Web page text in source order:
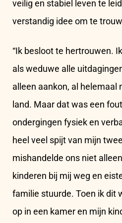
veilig en stabiel leven te
verstandig idee om te
“Ik besloot te hertrouwen.
als weduwe alle
alleen aankon, al helemaal
land. Maar dat was een
ondergingen fysiek en
heel veel spijt van mijn
mishandelde ons niet
kinderen bij mij weg en
familie stuurde. Toen ik dit
op in een kamer en mijn